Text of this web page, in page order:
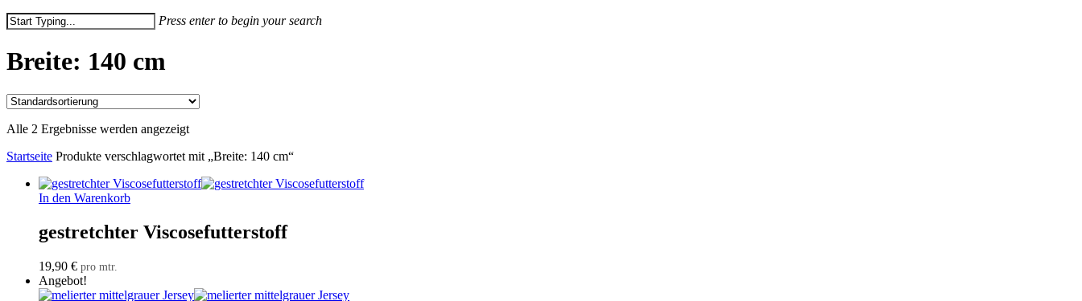
Press enter to begin your search
Search
Breite: 140 cm
Alle 2 Ergebnisse werden angezeigt
Startseite Produkte verschlagwortet mit „Breite: 140 cm“
In den Warenkorb
gestretchter Viscosefutterstoff
19,90 € pro mtr.
Angebot!